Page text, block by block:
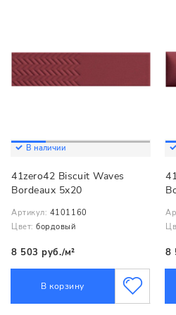
В наличии
41zero42 Biscuit Waves
Bordeaux 5x20
Артикул: 4101160
Цвет: бордовый
8 503 руб./м²
В корзину
8